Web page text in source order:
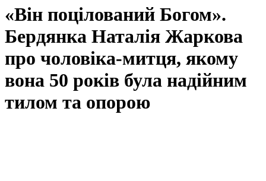
«Він поцілований Богом».
Бердянка Наталія Жаркова
про чоловіка-митця, якому
вона 50 років була надійним
тилом та опорою